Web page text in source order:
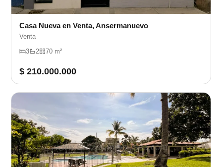
Casa Nueva en Venta, Ansermanuevo
Venta
3 2 70 m²
$ 210.000.000